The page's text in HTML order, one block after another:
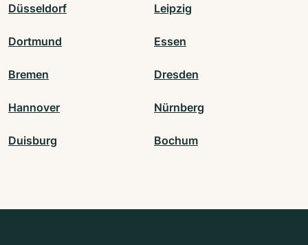
Düsseldorf Leipzig
Dortmund Essen
Bremen Dresden
Hannover Nürnberg
Duisburg Bochum